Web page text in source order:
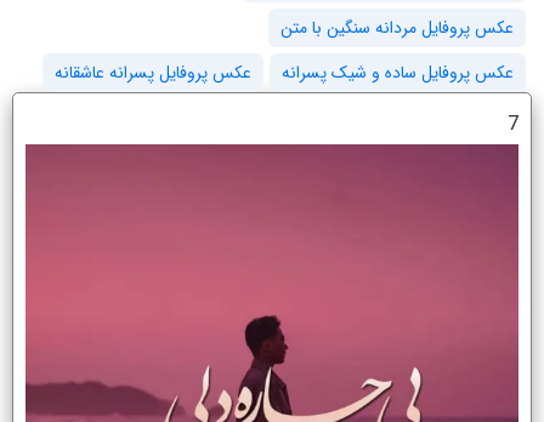
عکس پروفایل مردانه سنگین با متن
عکس پروفایل ساده و شیک پسرانه
عکس پروفایل پسرانه عاشقانه
7